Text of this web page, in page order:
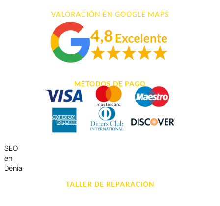
VALORACIÓN EN GOOGLE MAPS
MÉTODOS DE PAGO
SEO
en
Dénia
TALLER DE REPARACIÓN